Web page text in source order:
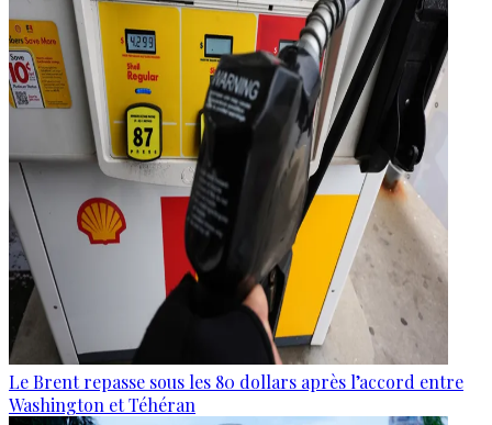
Le Brent repasse sous les 80 dollars après l’accord entre
Washington et Téhéran